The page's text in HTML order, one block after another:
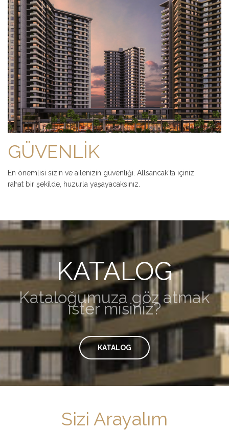
GÜVENLİK
En önemlisi sizin ve ailenizin güvenliği. Allsancak'ta içiniz
rahat bir şekilde, huzurla yaşayacaksınız.
KATALOG
Kataloğumuza göz atmak
ister misiniz?
KATALOG
Sizi Arayalım